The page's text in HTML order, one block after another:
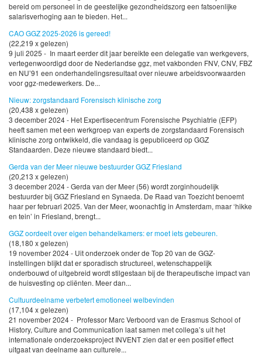
bereid om personeel in de geestelijke gezondheidszorg een fatsoenlijke
salarisverhoging aan te bieden. Het...
CAO GGZ 2025-2026 is gereed!
(22,219 x gelezen)
9 juli 2025 - In maart eerder dit jaar bereikte een delegatie van werkgevers,
vertegenwoordigd door de Nederlandse ggz, met vakbonden FNV, CNV, FBZ
en NU’91 een onderhandelingsresultaat over nieuwe arbeidsvoorwaarden
voor ggz-medewerkers. De...
Nieuw: zorgstandaard Forensisch klinische zorg
(20,438 x gelezen)
3 december 2024 - Het Expertisecentrum Forensische Psychiatrie (EFP)
heeft samen met een werkgroep van experts de zorgstandaard Forensisch
klinische zorg ontwikkeld, die vandaag is gepubliceerd op GGZ
Standaarden. Deze nieuwe standaard biedt...
Gerda van der Meer nieuwe bestuurder GGZ Friesland
(20,213 x gelezen)
3 december 2024 - Gerda van der Meer (56) wordt zorginhoudelijk
bestuurder bij GGZ Friesland en Synaeda. De Raad van Toezicht benoemt
haar per februari 2025. Van der Meer, woonachtig in Amsterdam, maar ‘hikke
en tein’ in Friesland, brengt...
GGZ oordeelt over eigen behandelkamers: er moet iets gebeuren.
(18,180 x gelezen)
19 november 2024 - Uit onderzoek onder de Top 20 van de GGZ-
instellingen blijkt dat er sporadisch structureel, wetenschappelijk
onderbouwd of uitgebreid wordt stilgestaan bij de therapeutische impact van
de huisvesting op cliënten. Meer dan...
Cultuurdeelname verbetert emotioneel welbevinden
(17,104 x gelezen)
21 november 2024 - Professor Marc Verboord van de Erasmus School of
History, Culture and Communication laat samen met collega’s uit het
internationale onderzoeksproject INVENT zien dat er een positief effect
uitgaat van deelname aan culturele...